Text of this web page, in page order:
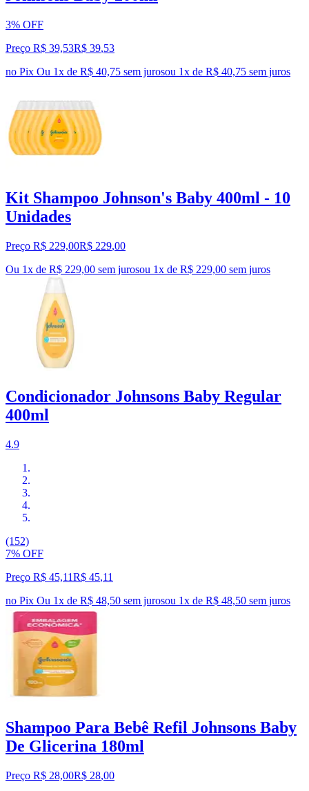
3% OFF
Preço R$ 39,53R$ 39,53
no Pix Ou 1x de R$ 40,75 sem jurosou 1x de R$ 40,75 sem juros
Kit Shampoo Johnson's Baby 400ml - 10
Unidades
Preço R$ 229,00R$ 229,00
Ou 1x de R$ 229,00 sem jurosou 1x de R$ 229,00 sem juros
Condicionador Johnsons Baby Regular
400ml
4.9
(152)
7% OFF
Preço R$ 45,11R$ 45,11
no Pix Ou 1x de R$ 48,50 sem jurosou 1x de R$ 48,50 sem juros
Shampoo Para Bebê Refil Johnsons Baby
De Glicerina 180ml
Preço R$ 28,00R$ 28,00